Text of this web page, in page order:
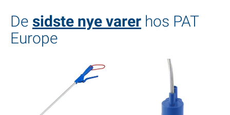
De sidste nye varer hos PAT
Europe